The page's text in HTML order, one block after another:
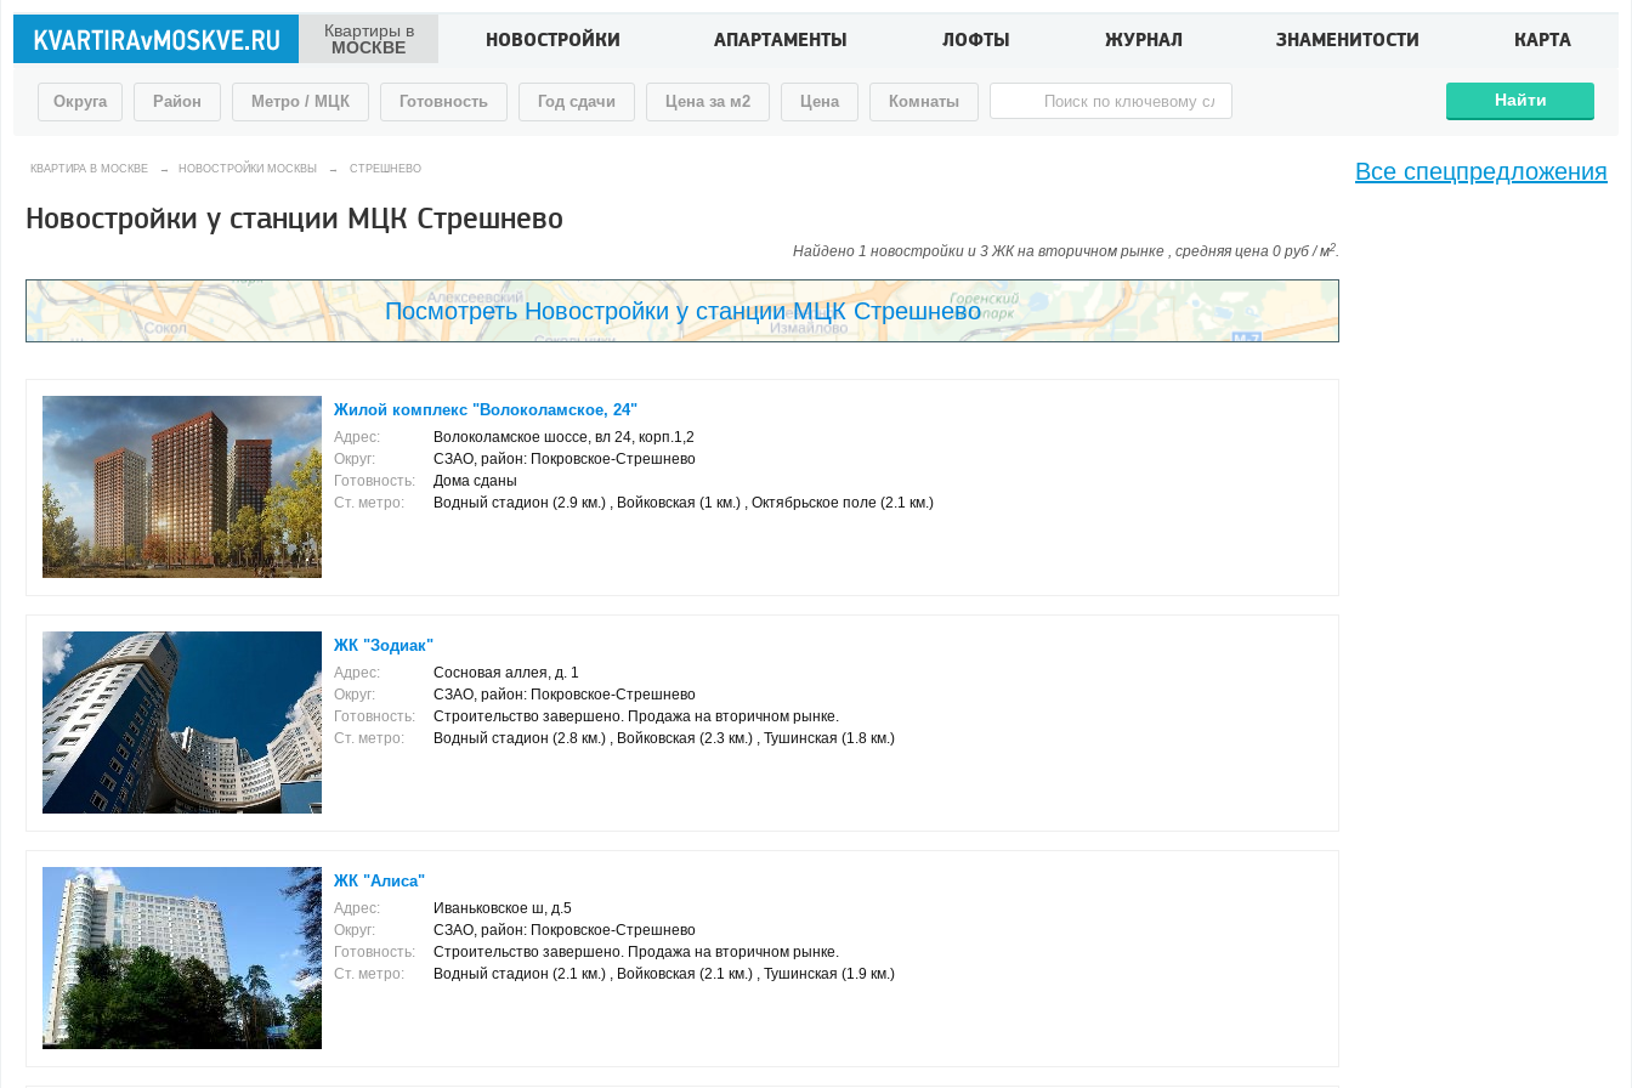
Квартиры в
МОСКВЕ
НОВОСТРОЙКИ АПАРТАМЕНТЫ ЛОФТЫ ЖУРНАЛ ЗНАМЕНИТОСТИ КАРТА
Округа Район Метро / МЦК Готовность Год сдачи Цена за м2 Цена Комнаты Найти
КВАРТИРА В МОСКВЕ → НОВОСТРОЙКИ МОСКВЫ → СТРЕШНЕВО
Новостройки у станции МЦК Стрешнево
Найдено 1 новостройки и 3 ЖК на вторичном рынке , средняя цена 0 руб / м2.
Посмотреть Новостройки у станции МЦК Стрешнево
Жилой комплекс "Волоколамское, 24"
Адрес:
Волоколамское шоссе, вл 24, корп.1,2
Округ:
СЗАО, район: Покровское-Стрешнево
Готовность:
Дома сданы
Ст. метро:
Водный стадион (2.9 км.) , Войковская (1 км.) , Октябрьское поле (2.1 км.)
ЖК "Зодиак"
Адрес:
Сосновая аллея, д. 1
Округ:
СЗАО, район: Покровское-Стрешнево
Готовность:
Строительство завершено. Продажа на вторичном рынке.
Ст. метро:
Водный стадион (2.8 км.) , Войковская (2.3 км.) , Тушинская (1.8 км.)
ЖК "Алиса"
Адрес:
Иваньковское ш, д.5
Округ:
СЗАО, район: Покровское-Стрешнево
Готовность:
Строительство завершено. Продажа на вторичном рынке.
Ст. метро:
Водный стадион (2.1 км.) , Войковская (2.1 км.) , Тушинская (1.9 км.)
Все спецпредложения